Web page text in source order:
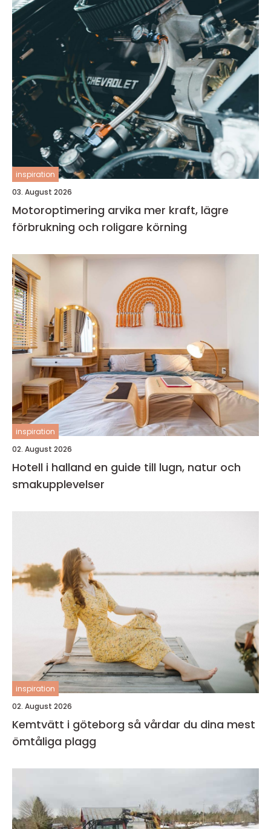
inspiration
03. August 2026
Motoroptimering arvika mer kraft, lägre
förbrukning och roligare körning
inspiration
02. August 2026
Hotell i halland en guide till lugn, natur och
smakupplevelser
inspiration
02. August 2026
Kemtvätt i göteborg så vårdar du dina mest
ömtåliga plagg